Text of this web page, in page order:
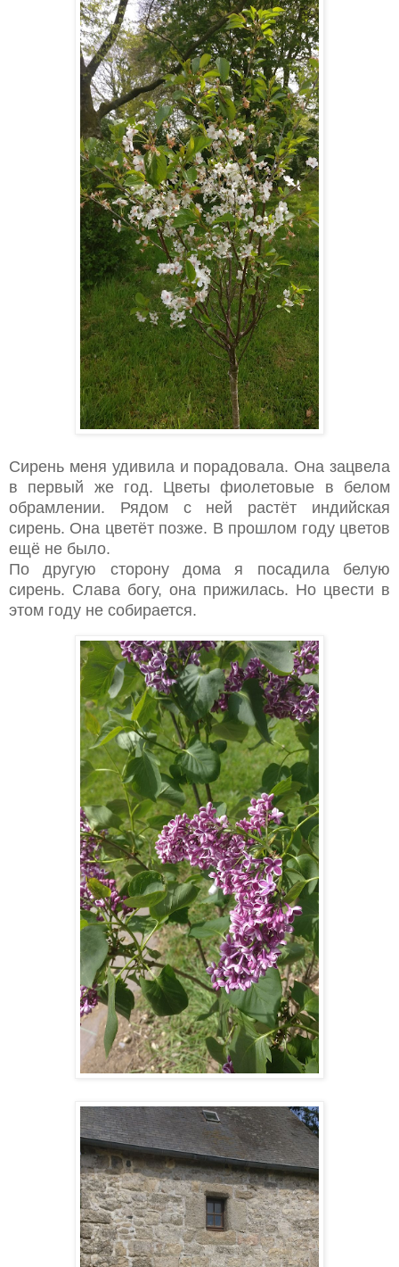
Сирень меня удивила и порадовала. Она зацвела
в первый же год. Цветы фиолетовые в белом
обрамлении. Рядом с ней растёт индийская
сирень. Она цветёт позже. В прошлом году цветов
ещё не было.
По другую сторону дома я посадила белую
сирень. Слава богу, она прижилась. Но цвести в
этом году не собирается.